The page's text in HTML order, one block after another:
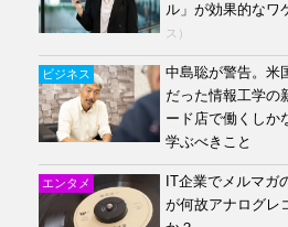
ル」が効果的なワ
ス）
ビジネス
中島聡が警告。米
だった情報工学の
ード店で働くしか
学ぶべきこと
エンタメ
IT企業でメルマガ
が何故アナログレ